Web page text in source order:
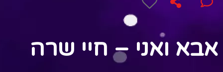
אבא ואני – חיי שרה